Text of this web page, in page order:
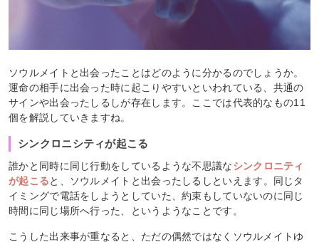
ソウルメイトと出会ったことはどのように分かるのでしょうか。
運命の相手に出会った時に起こりやすいといわれている、共通の
サインや出会ったしるしが存在します。ここでは代表的なもの11
個を解説していきますね。
シンクロニシティが起こる
誰かと同時に同じ行動をしているような不思議なシンクロニティ
が起こると、ソウルメイトと出会ったしるしといえます。同じタ
イミングで電話をしようとしていた、約束もしていないのに同じ
時間に同じ場所へ行った、というようなことです。
こうした出来事が重なると、ただの偶然ではなくソウルメイトゆ